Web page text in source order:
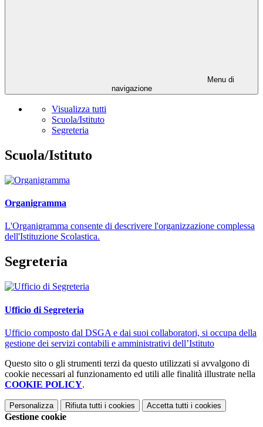
Menu di
navigazione
Visualizza tutti
Scuola/Istituto
Segreteria
Scuola/Istituto
Organigramma
L'Organigramma consente di descrivere l'organizzazione complessa
dell'Istituzione Scolastica.
Segreteria
Ufficio di Segreteria
Ufficio composto dal DSGA e dai suoi collaboratori, si occupa della
gestione dei servizi contabili e amministrativi dell’Istituto
Questo sito o gli strumenti terzi da questo utilizzati si avvalgono di
cookie necessari al funzionamento ed utili alle finalità illustrate nella
COOKIE POLICY.
Personalizza Rifiuta tutti i cookies Accetta tutti i cookies
Gestione cookie